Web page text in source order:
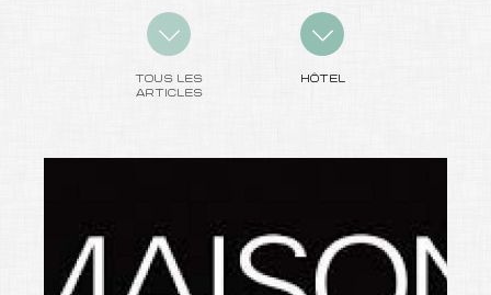
TOUS LES
ARTICLES
HÔTEL